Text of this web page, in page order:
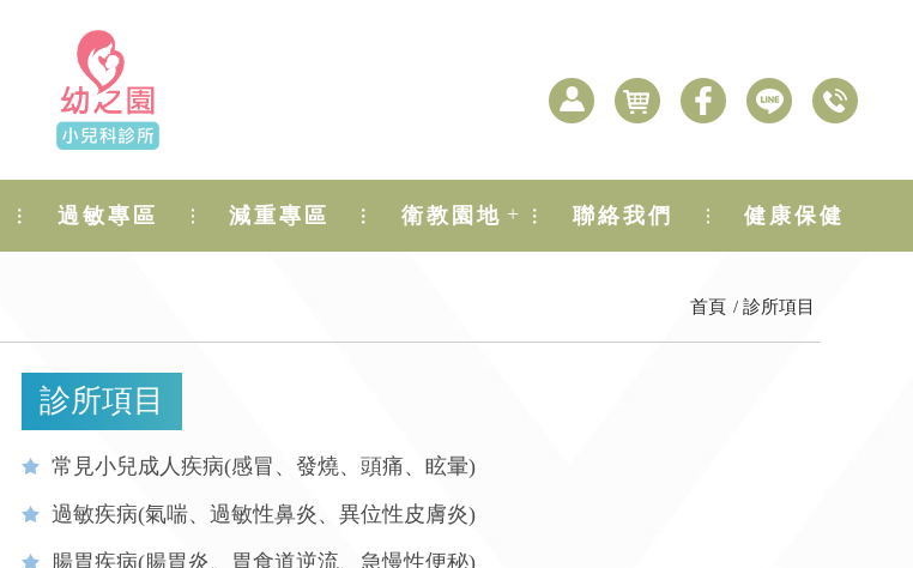
過敏專區 減重專區 衛教園地 + 聯絡我們 健康保健
首頁 診所項目
診所項目
常見小兒成人疾病(感冒、發燒、頭痛、眩暈)
過敏疾病(氣喘、過敏性鼻炎、異位性皮膚炎)
腸胃疾病(腸胃炎、胃食道逆流、急慢性便秘)